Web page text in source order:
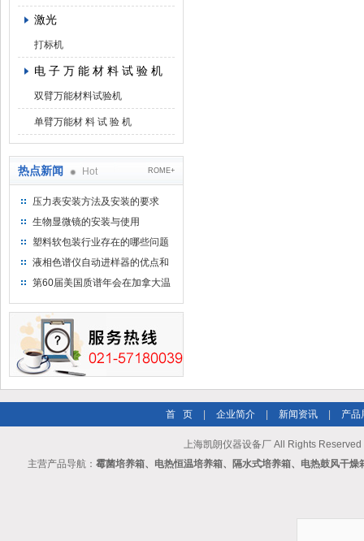
激光
打标机
电 子 万 能 材 料 试 验 机
双臂万能材料试验机
单臂万能材 料 试 验 机
热点新闻 Hot ROME+
压力表安装方法及安装的要求
生物显微镜的安装与使用
塑料软包装行业存在的哪些问题
液相色谱仪自动进样器的优点和
维护
第60届美国质谱年会在加拿大温
首 页 企业简介 新闻资讯 产品
上海凯朗仪器设备厂 All Rights Reserved
主营产品导航： 霉菌培养箱、电热恒温培养箱、隔水式培养箱、电热鼓风干